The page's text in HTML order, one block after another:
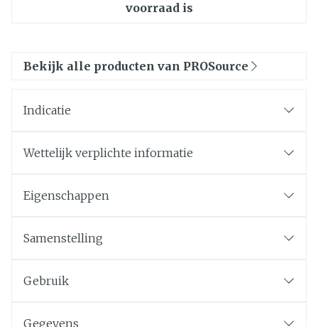
voorraad is
Bekijk alle producten van PROSource
Indicatie
Wettelijk verplichte informatie
Eigenschappen
Samenstelling
Gebruik
Gegevens